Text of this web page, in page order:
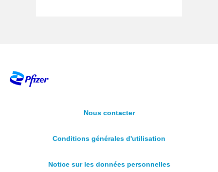
Nous contacter
Conditions générales d'utilisation
Notice sur les données personnelles